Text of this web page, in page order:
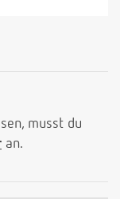
musst du
an.